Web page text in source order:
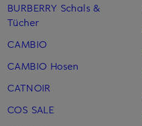
BURBERRY Schals &
Tücher
CAMBIO
CAMBIO Hosen
CATNOIR
COS SALE